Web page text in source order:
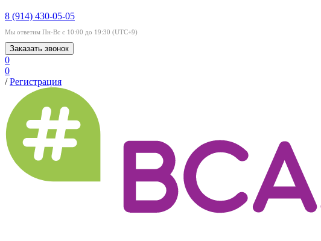
8 (914) 430-05-05
Мы ответим Пн-Вс с 10:00 до 19:30 (UTC+9)
Заказать звонок
0
0
/ Регистрация